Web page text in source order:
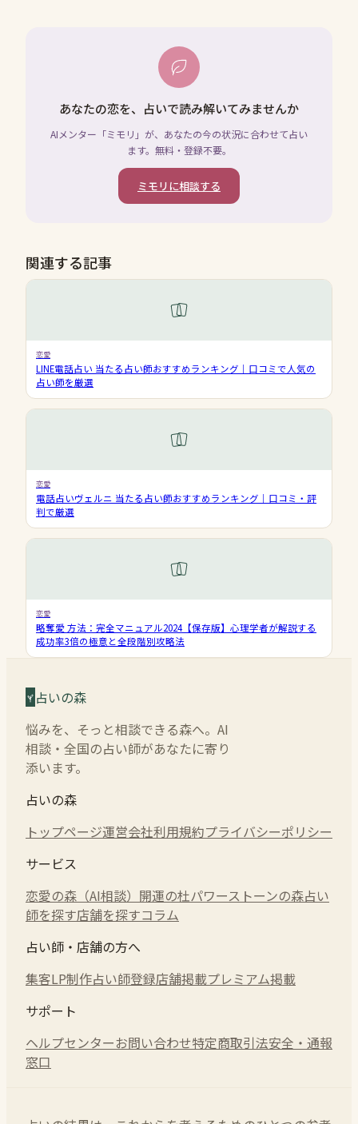
あなたの恋を、占いで読み解いてみませんか
AIメンター「ミモリ」が、あなたの今の状況に合わせて占い
ます。無料・登録不要。
ミモリに相談する
関連する記事
恋愛
LINE電話占い 当たる占い師おすすめランキング｜口コミで人気の
占い師を厳選
恋愛
電話占いヴェルニ 当たる占い師おすすめランキング｜口コミ・評
判で厳選
恋愛
略奪愛 方法：完全マニュアル2024【保存版】心理学者が解説する
成功率3倍の極意と全段階別攻略法
占いの森
悩みを、そっと相談できる森へ。AI
相談・全国の占い師があなたに寄り
添います。
占いの森
トップページ運営会社利用規約プライバシーポリシー
サービス
恋愛の森（AI相談） 開運の杜パワーストーンの森占い
師を探す店舗を探すコラム
占い師・店舗の方へ
集客LP制作占い師登録店舗掲載プレミアム掲載
サポート
ヘルプセンターお問い合わせ特定商取引法安全・通報
窓口